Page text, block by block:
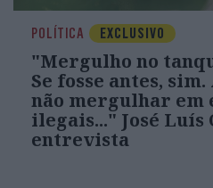
POLÍTICA EXCLUSIVO
"Mergulho no
Se fosse antes,
não mergulhar em
ilegais..." José
entrevista